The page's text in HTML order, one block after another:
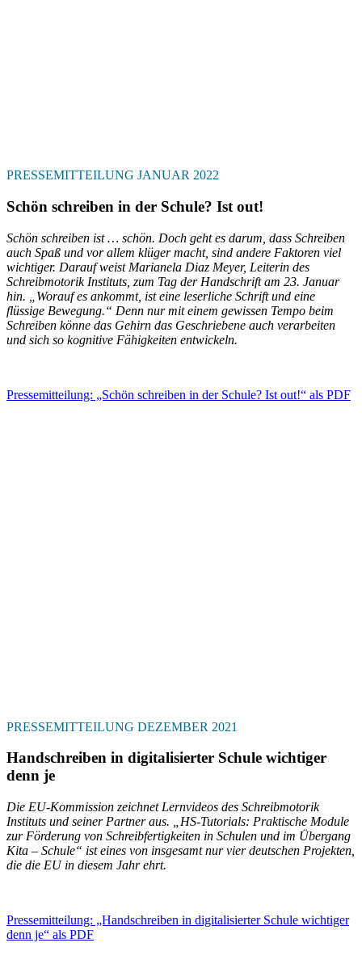
PRESSEMITTEILUNG JANUAR 2022
Schön schreiben in der Schule? Ist out!
Schön schreiben ist … schön. Doch geht es darum, dass Schreiben
auch Spaß und vor allem klüger macht, sind andere Faktoren viel
wichtiger. Darauf weist Marianela Diaz Meyer, Leiterin des
Schreibmotorik Instituts, zum Tag der Handschrift am 23. Januar
hin. „Worauf es ankommt, ist eine leserliche Schrift und eine
flüssige Bewegung.“ Denn nur mit einem gewissen Tempo beim
Schreiben könne das Gehirn das Geschriebene auch verarbeiten
und sich so kognitive Fähigkeiten entwickeln.
Pressemitteilung: „Schön schreiben in der Schule? Ist out!“ als PDF
PRESSEMITTEILUNG DEZEMBER 2021
Handschreiben in digitalisierter Schule wichtiger
denn je
Die EU-Kommission zeichnet Lernvideos des Schreibmotorik
Instituts und seiner Partner aus. „HS-Tutorials: Praktische Module
zur Förderung von Schreibfertigkeiten in Schulen und im Übergang
Kita – Schule“ ist eines von insgesamt nur vier deutschen Projekten,
die die EU in diesem Jahr ehrt.
Pressemitteilung: „Handschreiben in digitalisierter Schule wichtiger
denn je“ als PDF